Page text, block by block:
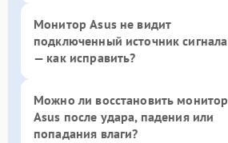
Монитор Asus не видит
подключенный источник сигнала
— как исправить?
Можно ли восстановить монитор
Asus после удара, падения или
попадания влаги?